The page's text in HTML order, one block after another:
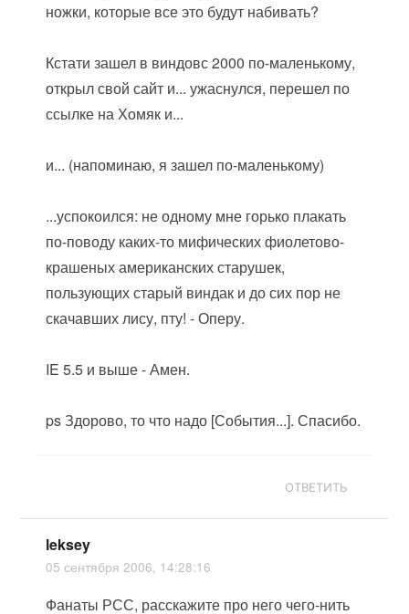
ножки, которые все это будут набивать?
Кстати зашел в виндовс 2000 по-маленькому,
открыл свой сайт и... ужаснулся, перешел по
ссылке на Хомяк и...
и... (напоминаю, я зашел по-маленькому)
...успокоился: не одному мне горько плакать
по-поводу каких-то мифических фиолетово-
крашеных американских старушек,
пользующих старый виндак и до сих пор не
скачавших лису, пту! - Оперу.
IE 5.5 и выше - Амен.
ps Здорово, то что надо [События...]. Спасибо.
ОТВЕТИТЬ
leksey
05 сентября 2006, 14:28:16
Фанаты РСС, расскажите про него чего-нить